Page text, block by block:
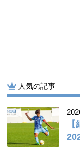
人気の記事